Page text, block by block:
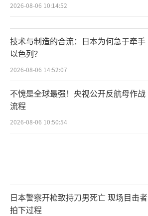
2026-08-06 10:14:52
技术与制造的合流：日本为何急于牵手
以色列？
2026-08-06 14:52:07
不愧是全球最强！央视公开反航母作战
流程
2026-08-06 10:50:54
日本警察开枪致持刀男死亡 现场目击者
拍下过程